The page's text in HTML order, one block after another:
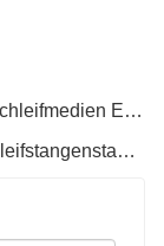
früher : CR10-28-Chrom mit Gusseisen-Schleifmedien Eisenkugeln für Zemente
nächste : B2 40CR 42CRMO 65 Mio. Schleifstangenstangenstangenmedien